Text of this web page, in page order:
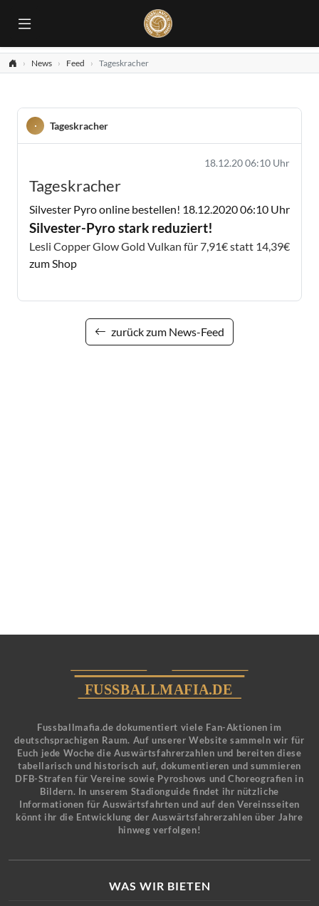
News Feed Tageskracher
Tageskracher
18.12.20 06:10 Uhr
Tageskracher
Silvester Pyro online bestellen! 18.12.2020 06:10 Uhr
Silvester-Pyro stark reduziert!
Lesli Copper Glow Gold Vulkan für 7,91€ statt 14,39€
zum Shop
zurück zum News-Feed
Fussballmafia.de dokumentiert viele Fan-Aktionen im
deutschsprachigen Raum. Auf unserer Website sammeln wir für
Euch jede Woche die Auswärtsfahrerzahlen und bereiten diese
tabellarisch und historisch auf, dokumentieren und summieren
DFB-Strafen für Vereine sowie Pyroshows und Choreografien in
Bildern. In unserem Stadionguide findet ihr nützliche
Informationen für Auswärtsfahrten und auf den Vereinsseiten
könnt ihr die Entwicklung der Auswärtsfahrerzahlen über Jahre
hinweg verfolgen!
WAS WIR BIETEN